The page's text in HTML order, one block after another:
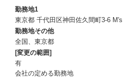
・プロジェクトチーム体制
…5名(エンジニア x4) +顧客チーム
・開発形式：アジャイル
・開発環境
▼使用言語
・未定
▼使用ツール
・AWS / Azure
勤務地1
東京都 千代田区神田佐久間町3-6
勤務地その他
全国、東京都
[変更の範囲]
有
会社の定める勤務地